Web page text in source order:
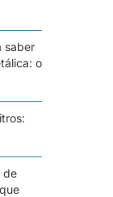
saber
o
de